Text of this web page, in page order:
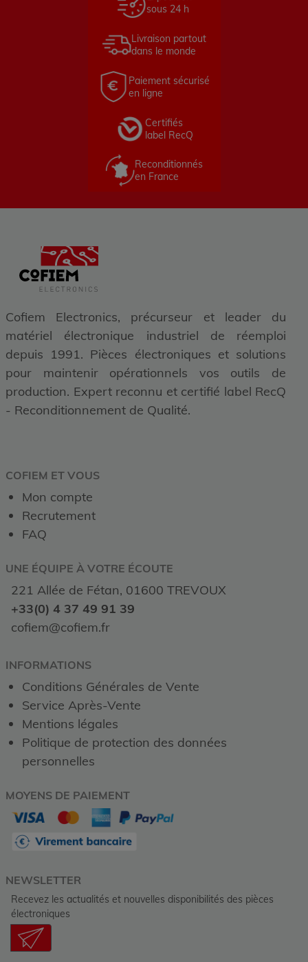
sous 24 h
Livraison partout
dans le monde
Paiement sécurisé
en ligne
Certifiés
label RecQ
Reconditionnés
en France
Cofiem Electronics, précurseur et leader du
matériel électronique industriel de réemploi
depuis 1991. Pièces électroniques et solutions
pour maintenir opérationnels vos outils de
production. Expert reconnu et certifié label RecQ
- Reconditionnement de Qualité.
COFIEM ET VOUS
Mon compte
Recrutement
FAQ
UNE ÉQUIPE À VOTRE ÉCOUTE
221 Allée de Fétan, 01600 TREVOUX
+33(0) 4 37 49 91 39
cofiem@cofiem.fr
INFORMATIONS
Conditions Générales de Vente
Service Après-Vente
Mentions légales
Politique de protection des données
personnelles
MOYENS DE PAIEMENT
NEWSLETTER
Recevez les actualités et nouvelles disponibilités des pièces
électroniques